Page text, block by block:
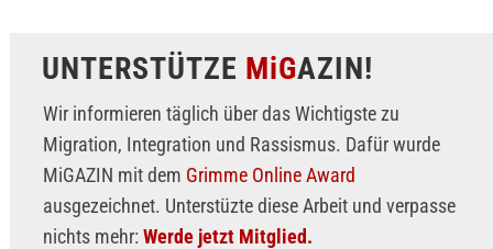
UNTERSTÜTZE MiGAZIN!
Wir informieren täglich über das Wichtigste zu
Migration, Integration und Rassismus. Dafür wurde
MiGAZIN mit dem Grimme Online Award
ausgezeichnet. Unterstüzte diese Arbeit und verpasse
nichts mehr: Werde jetzt Mitglied.